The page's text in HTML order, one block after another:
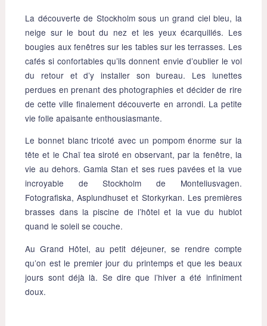
La découverte de Stockholm sous un grand ciel bleu, la
neige sur le bout du nez et les yeux écarquillés. Les
bougies aux fenêtres sur les tables sur les terrasses. Les
cafés si confortables qu’ils donnent envie d’oublier le vol
du retour et d’y installer son bureau. Les lunettes
perdues en prenant des photographies et décider de rire
de cette ville finalement découverte en arrondi. La petite
vie folle apaisante enthousiasmante.
Le bonnet blanc tricoté avec un pompom énorme sur la
tête et le Chaï tea siroté en observant, par la fenêtre, la
vie au dehors. Gamla Stan et ses rues pavées et la vue
incroyable de Stockholm de Monteliusvagen.
Fotografiska, Asplundhuset et Storkyrkan. Les premières
brasses dans la piscine de l’hôtel et la vue du hublot
quand le soleil se couche.
Au Grand Hôtel, au petit déjeuner, se rendre compte
qu’on est le premier jour du printemps et que les beaux
jours sont déjà là. Se dire que l’hiver a été infiniment
doux.